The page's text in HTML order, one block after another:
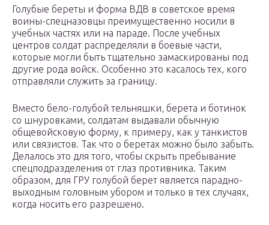
Голубые береты и форма ВДВ в советское время
воины-спецназовцы преимущественно носили в
учебных частях или на параде. После учебных
центров солдат распределяли в боевые части,
которые могли быть тщательно замаскированы под
другие рода войск. Особенно это касалось тех, кого
отправляли служить за границу.
Вместо бело-голубой тельняшки, берета и ботинок
со шнуровками, солдатам выдавали обычную
общевойсковую форму, к примеру, как у танкистов
или связистов. Так что о беретах можно было забыть.
Делалось это для того, чтобы скрыть пребывание
спецподразделения от глаз противника. Таким
образом, для ГРУ голубой берет является парадно-
выходным головным убором и только в тех случаях,
когда носить его разрешено.